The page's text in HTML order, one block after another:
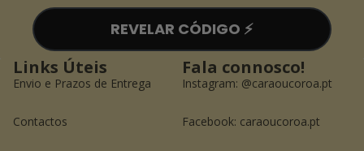
REVELAR CÓDIGO ⚡️
Links Úteis
Envio e Prazos de Entrega
Contactos
Fala connosco!
Instagram: @caraoucoroa.pt
Facebook: caraoucoroa.pt
Política de reembolso